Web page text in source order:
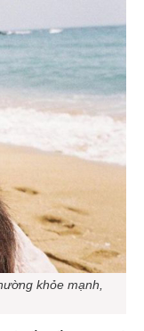
khỏe mạnh,